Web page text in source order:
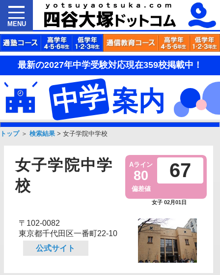
MENU
最新の2027年中学受験対応現在359校掲載中！
中学案内
トップ＞ 検索結果 > 女子学院中学校
女子学院中学
校
Aライン
80
偏差値
67
女子 02月01日
〒102-0082
東京都千代田区一番町22‐10
公式サイト